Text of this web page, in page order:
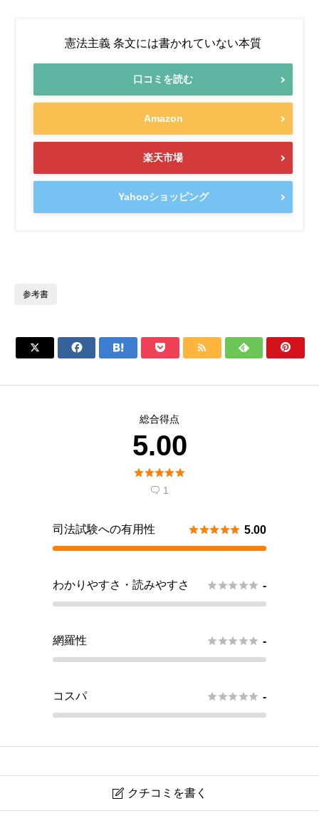
憲法主義 条文には書かれていない本質
口コミを読む
Amazon
楽天市場
Yahooショッピング
参考書
      
総合得点
5.00

 1
司法試験への有用性  5.00
わかりやすさ・読みやすさ  -
網羅性  -
コスパ  -
 クチコミを書く